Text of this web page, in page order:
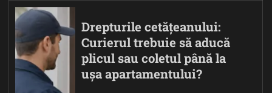
Drepturile cetățeanului:
Curierul trebuie să aducă
plicul sau coletul până la
ușa apartamentului?